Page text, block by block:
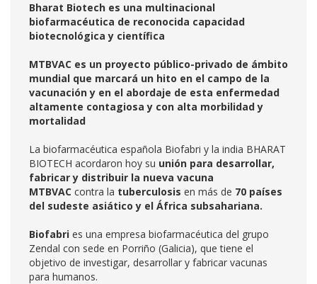
Bharat Biotech es una multinacional
biofarmacéutica de reconocida capacidad
biotecnológica y científica
MTBVAC es un proyecto público-privado de ámbito
mundial que marcará un hito en el campo de la
vacunación y en el abordaje de esta enfermedad
altamente contagiosa y con alta morbilidad y
mortalidad
La biofarmacéutica española Biofabri y la india BHARAT
BIOTECH acordaron hoy su unión para desarrollar,
fabricar y distribuir la nueva vacuna
MTBVAC contra la tuberculosis en más de 70 países
del sudeste asiático y el África subsahariana.
Biofabri es una empresa biofarmacéutica del grupo
Zendal con sede en Porriño (Galicia), que tiene el
objetivo de investigar, desarrollar y fabricar vacunas
para humanos.